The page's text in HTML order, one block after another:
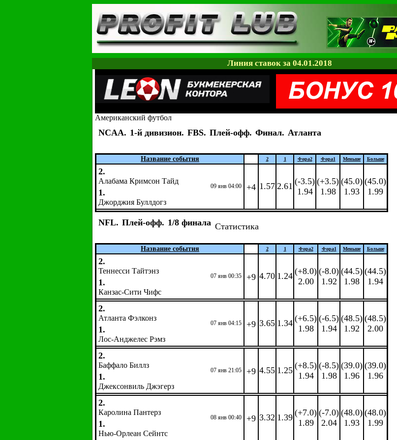
Линия ставок за 04.01.2018
Американский футбол
NCAA. 1-й дивизион. FBS. Плей-офф. Финал. Атланта
Название события 2 1 Фора2 Фора1 Меньше Больше
2.
Алабама Кримсон Тайд
09 янв 04:00
1.
Джорджия Буллдогз
+4 1.57 2.61 (-3.5)
1.94
(+3.5)
1.98
(45.0)
1.93
(45.0)
1.99
NFL. Плей-офф. 1/8 финала Статистика
Название события 2 1 Фора2 Фора1 Меньше Больше
2.
Теннеcси Тайтэнз
07 янв 00:35
1.
Канзас-Сити Чифс
+9 4.70 1.24 (+8.0)
2.00
(-8.0)
1.92
(44.5)
1.98
(44.5)
1.94
2.
Атланта Фэлконз
07 янв 04:15
1.
Лос-Анджелес Рэмз
+9 3.65 1.34 (+6.5)
1.98
(-6.5)
1.94
(48.5)
1.92
(48.5)
2.00
2.
Баффало Биллз
07 янв 21:05
1.
Джексонвиль Джэгерз
+9 4.55 1.25 (+8.5)
1.94
(-8.5)
1.98
(39.0)
1.96
(39.0)
1.96
2.
Каролина Пантерз
08 янв 00:40
1.
Нью-Орлеан Сейнтс
+9 3.32 1.39 (+7.0)
1.89
(-7.0)
2.04
(48.0)
1.93
(48.0)
1.99